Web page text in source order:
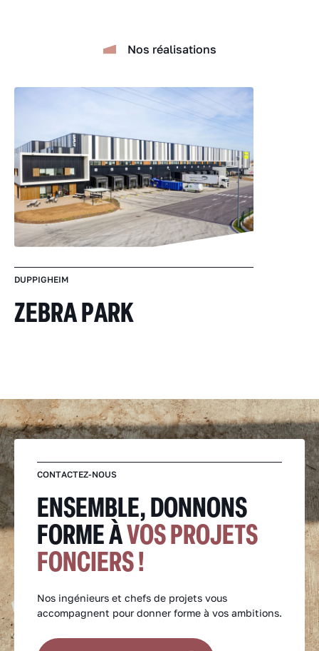
Nos réalisations
DUPPIGHEIM
ZEBRA PARK
CONTACTEZ-NOUS
ENSEMBLE, DONNONS
FORME ÀVOS PROJETS
FONCIERS !
Nos ingénieurs et chefs de projets vous
accompagnent pour donner forme à vos ambitions.